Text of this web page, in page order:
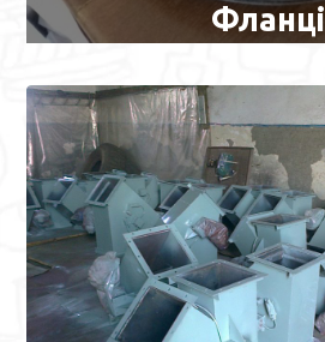
Фланці